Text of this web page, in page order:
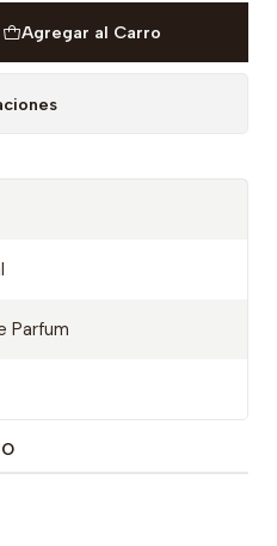
Agregar al Carro
Parfum